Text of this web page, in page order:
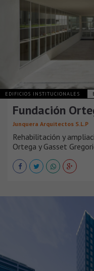
EDIFICIOS INSTITUCIONALES
Fundación
Junquera Arquitectos S.L.P
Rehabilitación y
Ortega y Gasset